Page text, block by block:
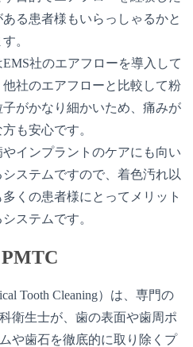
ある患者様もいらっしゃるかと
。
EMS社のエアフローを導入して
他社のエアフローと比較して粉
子がかなり細かいため、痛みが
も安心です。
やインプラントのケアにも向い
システムですので、着色汚れ以
くの患者様にとってメリット
ステムです。
Tooth Cleaning）は、専門の
衛生士が、歯の表面や歯周ポ
や歯石を徹底的に取り除くプ